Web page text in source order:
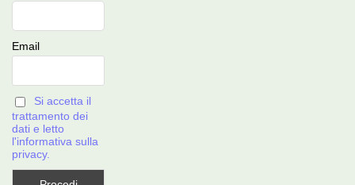
Email
Si accetta il
trattamento dei
dati e letto
l'informativa sulla
privacy.